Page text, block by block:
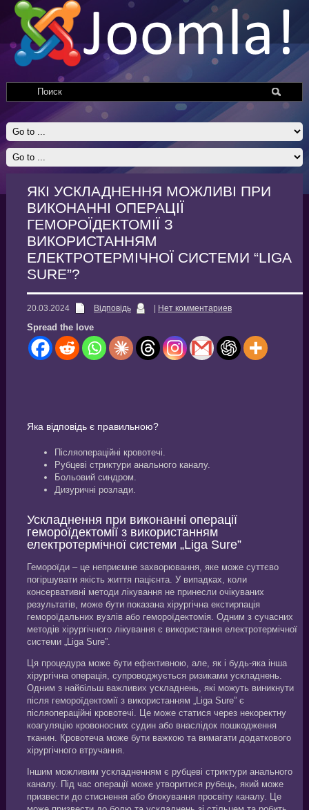
ЯКІ УСКЛАДНЕННЯ МОЖЛИВІ ПРИ
ВИКОНАННІ ОПЕРАЦІЇ
ГЕМОРОЇДЕКТОМІЇ З
ВИКОРИСТАННЯМ
ЕЛЕКТРОТЕРМІЧНОЇ СИСТЕМИ “LIGA
SURE”?
20.03.2024 Відповідь Нет комментариев
Spread the love
Яка відповідь є правильною?
Післяопераційні кровотечі.
Рубцеві стриктури анального каналу.
Больовий синдром.
Дизуричні розлади.
Ускладнення при виконанні операції
гемороїдектомії з використанням
електротермічної системи „Liga Sure”
Гемороїди – це неприємне захворювання, яке може суттєво
погіршувати якість життя пацієнта. У випадках, коли
консервативні методи лікування не принесли очікуваних
результатів, може бути показана хірургічна екстирпація
гемороїдальних вузлів або гемороїдектомія. Одним з сучасних
методів хірургічного лікування є використання електротермічної
системи „Liga Sure”.
Ця процедура може бути ефективною, але, як і будь-яка інша
хірургічна операція, супроводжується ризиками ускладнень.
Одним з найбільш важливих ускладнень, які можуть виникнути
після гемороїдектомії з використанням „Liga Sure” є
післяопераційні кровотечі. Це може статися через некоректну
коагуляцію кровоносних судин або внаслідок пошкодження
тканин. Кровотеча може бути важкою та вимагати додаткового
хірургічного втручання.
Іншим можливим ускладненням є рубцеві стриктури анального
каналу. Під час операції може утворитися рубець, який може
призвести до стиснення або блокування просвіту каналу. Це